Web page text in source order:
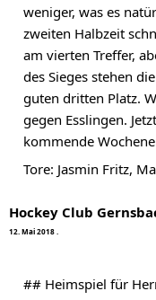
weniger, was es
zweiten Halbzeit
am vierten Treffer,
des Sieges stehen
guten dritten Platz.
gegen Esslingen.
kommende
Tore: Jasmin Fritz,
Hockey Club
12 Mai2018·
## Heimspiel für